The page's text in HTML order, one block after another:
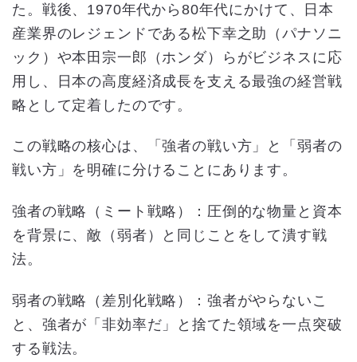
た。戦後、1970年代から80年代にかけて、日本
産業界のレジェンドである松下幸之助（パナソニ
ック）や本田宗一郎（ホンダ）らがビジネスに応
用し、日本の高度経済成長を支える最強の経営戦
略として定着したのです。
この戦略の核心は、「強者の戦い方」と「弱者の
戦い方」を明確に分けることにあります。
強者の戦略（ミート戦略）：圧倒的な物量と資本
を背景に、敵（弱者）と同じことをして潰す戦
法。
弱者の戦略（差別化戦略）：強者がやらないこ
と、強者が「非効率だ」と捨てた領域を一点突破
する戦法。